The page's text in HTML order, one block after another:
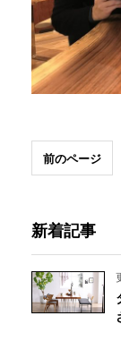
前のページ
新着記事